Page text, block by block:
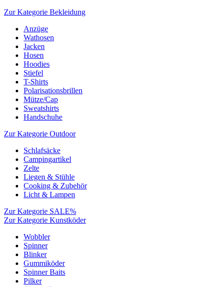
Zur Kategorie Bekleidung
Anzüge
Wathosen
Jacken
Hosen
Hoodies
Stiefel
T-Shirts
Polarisationsbrillen
Mütze/Cap
Sweatshirts
Handschuhe
Zur Kategorie Outdoor
Schlafsäcke
Campingartikel
Zelte
Liegen & Stühle
Cooking & Zubehör
Licht & Lampen
Zur Kategorie SALE%
Zur Kategorie Kunstköder
Wobbler
Spinner
Blinker
Gummiköder
Spinner Baits
Pilker